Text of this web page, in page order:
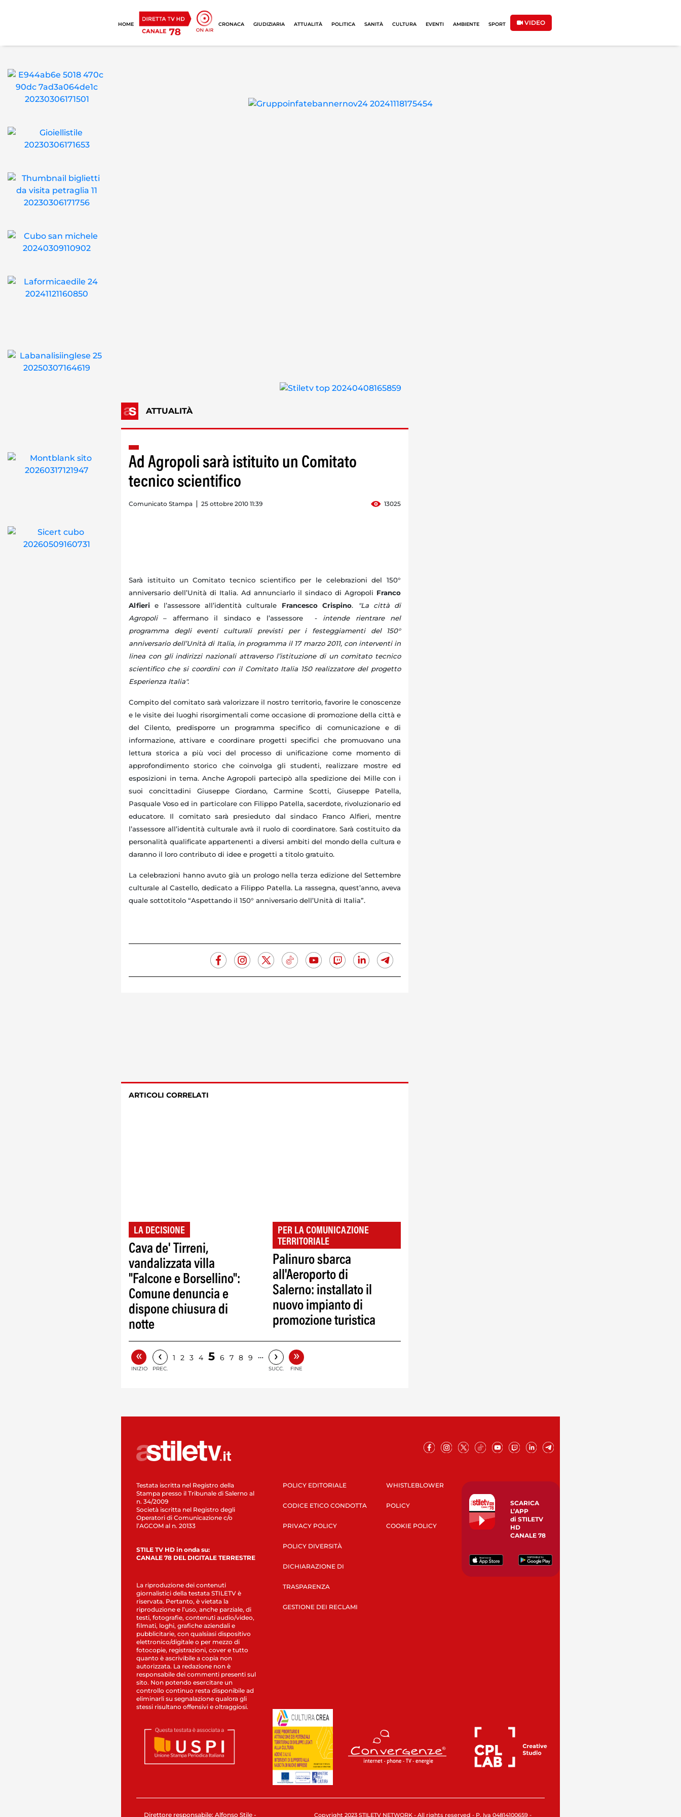
HOME CRONACA GIUDIZIARIA ATTUALITÀ POLITICA SANITÀ CULTURA EVENTI AMBIENTE SPORT VIDEO
ATTUALITÀ
Ad Agropoli sarà istituito un Comitato
tecnico scientifico
Comunicato Stampa 25 ottobre 2010 11:39 13025
Sarà istituito un Comitato tecnico scientifico per le celebrazioni del 150°
anniversario dell’Unità di Italia. Ad annunciarlo il sindaco di Agropoli Franco
Alfieri e l’assessore all’identità culturale Francesco Crispino. "La città di
Agropoli– affermano il sindaco e l’assessore -intende rientrare nel
programma degli eventi culturali previsti per i festeggiamenti del 150°
anniversario dell’Unità di Italia, in programma il 17 marzo 2011, con interventi in
linea con gli indirizzi nazionali attraverso l’istituzione di un comitato tecnico
scientifico che si coordini con il Comitato Italia 150 realizzatore del progetto
Esperienza Italia".
Compito del comitato sarà valorizzare il nostro territorio, favorire le conoscenze
e le visite dei luoghi risorgimentali come occasione di promozione della città e
del Cilento, predisporre un programma specifico di comunicazione e di
informazione, attivare e coordinare progetti specifici che promuovano una
lettura storica a più voci del processo di unificazione come momento di
approfondimento storico che coinvolga gli studenti, realizzare mostre ed
esposizioni in tema. Anche Agropoli partecipò alla spedizione dei Mille con i
suoi concittadini Giuseppe Giordano, Carmine Scotti, Giuseppe Patella,
Pasquale Voso ed in particolare con Filippo Patella, sacerdote, rivoluzionario ed
educatore. Il comitato sarà presieduto dal sindaco Franco Alfieri, mentre
l’assessore all’identità culturale avrà il ruolo di coordinatore. Sarà costituito da
personalità qualificate appartenenti a diversi ambiti del mondo della cultura e
daranno il loro contributo di idee e progetti a titolo gratuito.
La celebrazioni hanno avuto già un prologo nella terza edizione del Settembre
culturale al Castello, dedicato a Filippo Patella. La rassegna, quest’anno, aveva
quale sottotitolo “Aspettando il 150° anniversario dell’Unità di Italia”.
ARTICOLI CORRELATI
LA DECISIONE
Cava de' Tirreni,
vandalizzata villa
"Falcone e Borsellino":
Comune denuncia e
dispone chiusura di
notte
PER LA COMUNICAZIONE
TERRITORIALE
Palinuro sbarca
all'Aeroporto di
Salerno: installato il
nuovo impianto di
promozione turistica
«
INIZIO
‹
PREC.
1 2 3 4 5 6 7 8 9 … ›
SUCC.
»
FINE
Testata iscritta nel Registro della
Stampa presso il Tribunale di Salerno al
n. 34/2009
Società iscritta nel Registro degli
Operatori di Comunicazione c/o
l’AGCOM al n. 20133
STILE TV HD in onda su:
CANALE 78 DEL DIGITALE TERRESTRE
La riproduzione dei contenuti
giornalistici della testata STILETV è
riservata. Pertanto, è vietata la
riproduzione e l’uso, anche parziale, di
testi, fotografie, contenuti audio/video,
filmati, loghi, grafiche aziendali e
pubblicitarie, con qualsiasi dispositivo
elettronico/digitale o per mezzo di
fotocopie, registrazioni, cover e tutto
quanto è ascrivibile a copia non
autorizzata. La redazione non è
responsabile dei commenti presenti sul
sito. Non potendo esercitare un
controllo continuo resta disponibile ad
eliminarli su segnalazione qualora gli
stessi risultano offensivi e oltraggiosi.
POLICY EDITORIALE
CODICE ETICO CONDOTTA
PRIVACY POLICY
POLICY DIVERSITÀ
DICHIARAZIONE DI
TRASPARENZA
GESTIONE DEI RECLAMI
WHISTLEBLOWER
POLICY
COOKIE POLICY
SCARICA
L’APP
di STILETV
HD
CANALE 78
Direttore responsabile: Alfonso Stile - Copyright 2023 STILETV NETWORK - All rights reserved - P. Iva 04814100659 -